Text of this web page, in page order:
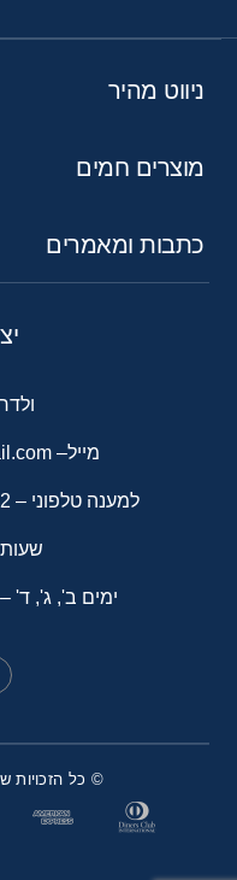
ניווט מהיר
מוצרים חמים
כתבות ומאמרים
מייל–
למענה טלפוני –
ימים ב', ג', ד' – בין
© כל הזכויות